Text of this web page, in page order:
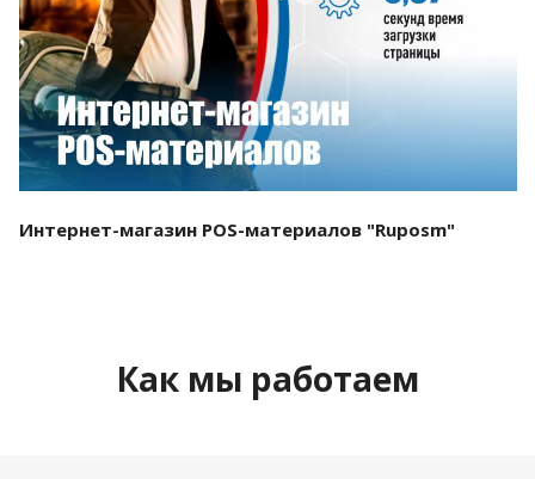
Смотреть проект
Интернет-магазин POS-материалов "Ruposm"
Как мы работаем